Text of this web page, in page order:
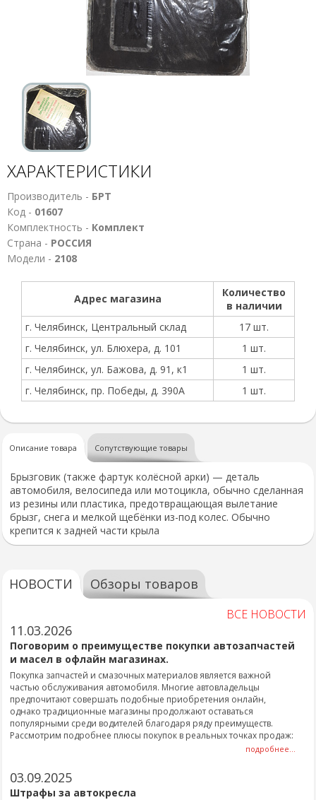
ХАРАКТЕРИСТИКИ
Производитель - БРТ
Код - 01607
Комплектность - Комплект
Страна - РОССИЯ
Модели - 2108
Адрес магазина
Количество
в наличии
г. Челябинск, Центральный склад
17 шт.
г. Челябинск, ул. Блюхера, д. 101
1 шт.
г. Челябинск, ул. Бажова, д. 91, к1
1 шт.
г. Челябинск, пр. Победы, д. 390А
1 шт.
Описание товара Сопутствующие товары
Брызговик (также фартук колёсной арки) — деталь
автомобиля, велосипеда или мотоцикла, обычно сделанная
из резины или пластика, предотвращающая вылетание
брызг, снега и мелкой щебёнки из-под колес. Обычно
крепится к задней части крыла
НОВОСТИ Обзоры товаров
ВСЕ НОВОСТИ
11.03.2026
Поговорим о преимуществе покупки автозапчастей
и масел в офлайн магазинах.
Покупка запчастей и смазочных материалов является важной
частью обслуживания автомобиля. Многие автовладельцы
предпочитают совершать подобные приобретения онлайн,
однако традиционные магазины продолжают оставаться
популярными среди водителей благодаря ряду преимуществ.
Рассмотрим подробнее плюсы покупок в реальных точках продаж:
подробнее...
03.09.2025
Штрафы за автокресла